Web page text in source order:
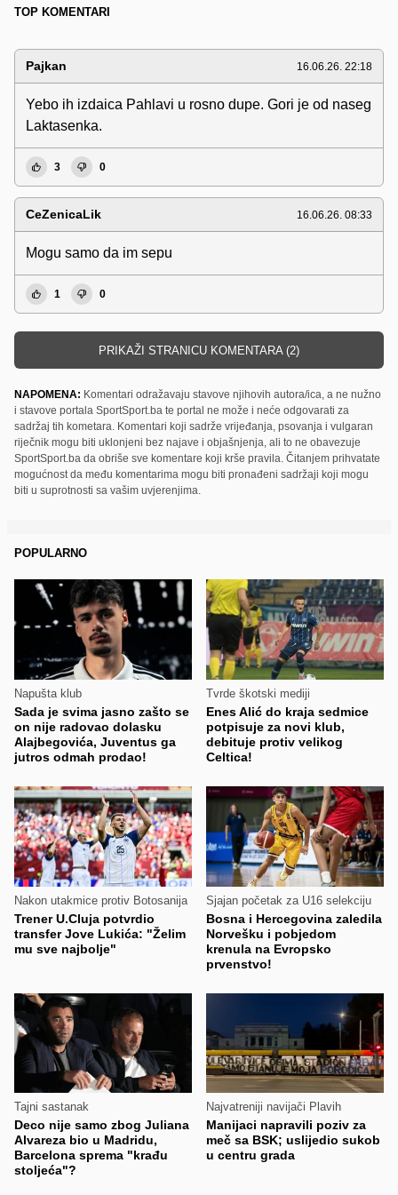
TOP KOMENTARI
Pajkan 16.06.26. 22:18
Yebo ih izdaica Pahlavi u rosno dupe. Gori je od naseg
Laktasenka.
3 0
CeZenicaLik 16.06.26. 08:33
Mogu samo da im sepu
1 0
PRIKAŽI STRANICU KOMENTARA (2)
NAPOMENA: Komentari odražavaju stavove njihovih autora/ica, a ne nužno
i stavove portala SportSport.ba te portal ne može i neće odgovarati za
sadržaj tih kometara. Komentari koji sadrže vrijeđanja, psovanja i vulgaran
riječnik mogu biti uklonjeni bez najave i objašnjenja, ali to ne obavezuje
SportSport.ba da obriše sve komentare koji krše pravila. Čitanjem prihvatate
mogućnost da među komentarima mogu biti pronađeni sadržaji koji mogu
biti u suprotnosti sa vašim uvjerenjima.
POPULARNO
Napušta klub
Sada je svima jasno zašto se
on nije radovao dolasku
Alajbegovića, Juventus ga
jutros odmah prodao!
Tvrde škotski mediji
Enes Alić do kraja sedmice
potpisuje za novi klub,
debituje protiv velikog
Celtica!
Nakon utakmice protiv Botosanija
Trener U.Cluja potvrdio
transfer Jove Lukića: "Želim
mu sve najbolje"
Sjajan početak za U16 selekciju
Bosna i Hercegovina zaledila
Norvešku i pobjedom
krenula na Evropsko
prvenstvo!
Tajni sastanak
Deco nije samo zbog Juliana
Alvareza bio u Madridu,
Barcelona sprema "krađu
stoljeća"?
Najvatreniji navijači Plavih
Manijaci napravili poziv za
meč sa BSK; uslijedio sukob
u centru grada